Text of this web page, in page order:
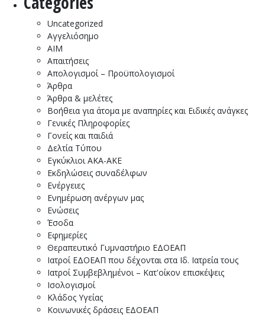
Uncategorized
Αγγελιόσημο
ΑΙΜ
Απαιτήσεις
Απολογισμοί – Προϋπολογισμοί
Άρθρα
Άρθρα & μελέτες
Βοήθεια για άτομα με αναπηρίες και Ειδικές ανάγκες
Γενικές Πληροφορίες
Γονείς και παιδιά
Δελτία Τύπου
Εγκύκλιοι ΑΚΑ-ΑΚΕ
Εκδηλώσεις συναδέλφων
Ενέργειες
Ενημέρωση ανέργων μας
Ενώσεις
Έσοδα
Εφημερίες
Θεραπευτικό Γυμναστήριο ΕΔΟΕΑΠ
Ιατροί ΕΔΟΕΑΠ που δέχονται στα Ιδ. Ιατρεία τους
Ιατροί Συμβεβλημένοι – Κατ'οίκον επισκέψεις
Ισολογισμοί
Κλάδος Υγείας
Κοινωνικές δράσεις ΕΔΟΕΑΠ